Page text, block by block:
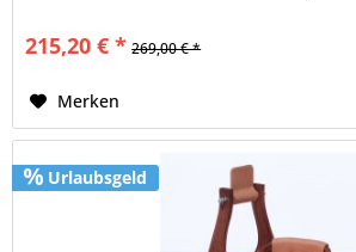
215,20 € * 269,00 € *
Merken
Urlaubsgeld